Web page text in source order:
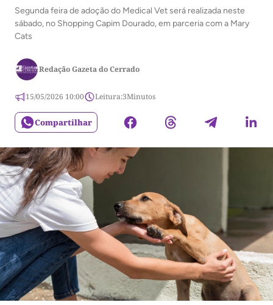
Segunda feira de adoção do Medical Vet será realizada neste
sábado, no Shopping Capim Dourado, em parceria com a Mary
Cats
Redação Gazeta do Cerrado
15/05/2026 10:00 Leitura:3Minutos
Compartilhar